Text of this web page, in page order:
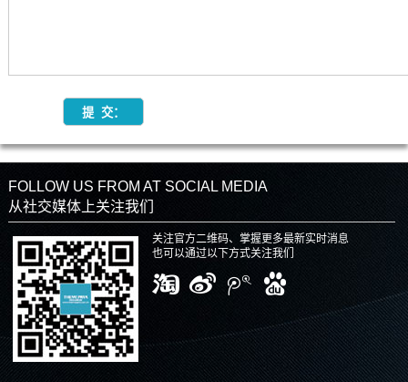
FOLLOW US FROM AT SOCIAL MEDIA
从社交媒体上关注我们
关注官方二维码、掌握更多最新实时消息
也可以通过以下方式关注我们